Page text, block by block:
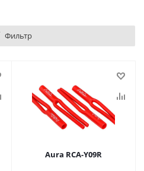
Фильтр
Aura RCA-Y09R